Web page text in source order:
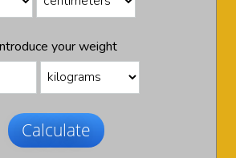
your weight
Calculate